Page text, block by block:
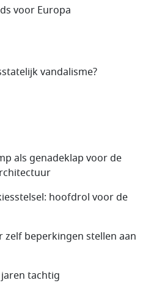
voor Europa
vandalisme?
als genadeklap voor de
hoofdrol voor de
zelf beperkingen stellen aan
tachtig